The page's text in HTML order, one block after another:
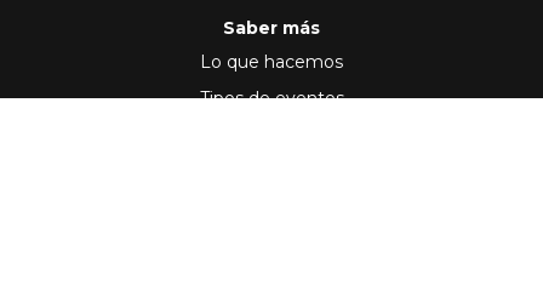
Saber más
Lo que hacemos
Tipos de eventos